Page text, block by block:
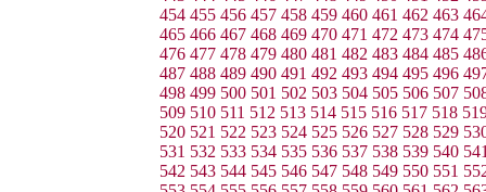
454 455 456 457 458 459 460 461 462 463
465 466 467 468 469 470 471 472 473 474
476 477 478 479 480 481 482 483 484 485
487 488 489 490 491 492 493 494 495 496
498 499 500 501 502 503 504 505 506 507
509 510 511 512 513 514 515 516 517 518
520 521 522 523 524 525 526 527 528 529
531 532 533 534 535 536 537 538 539 540
542 543 544 545 546 547 548 549 550 551